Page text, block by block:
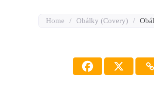
Home / Obálky (Covery) /